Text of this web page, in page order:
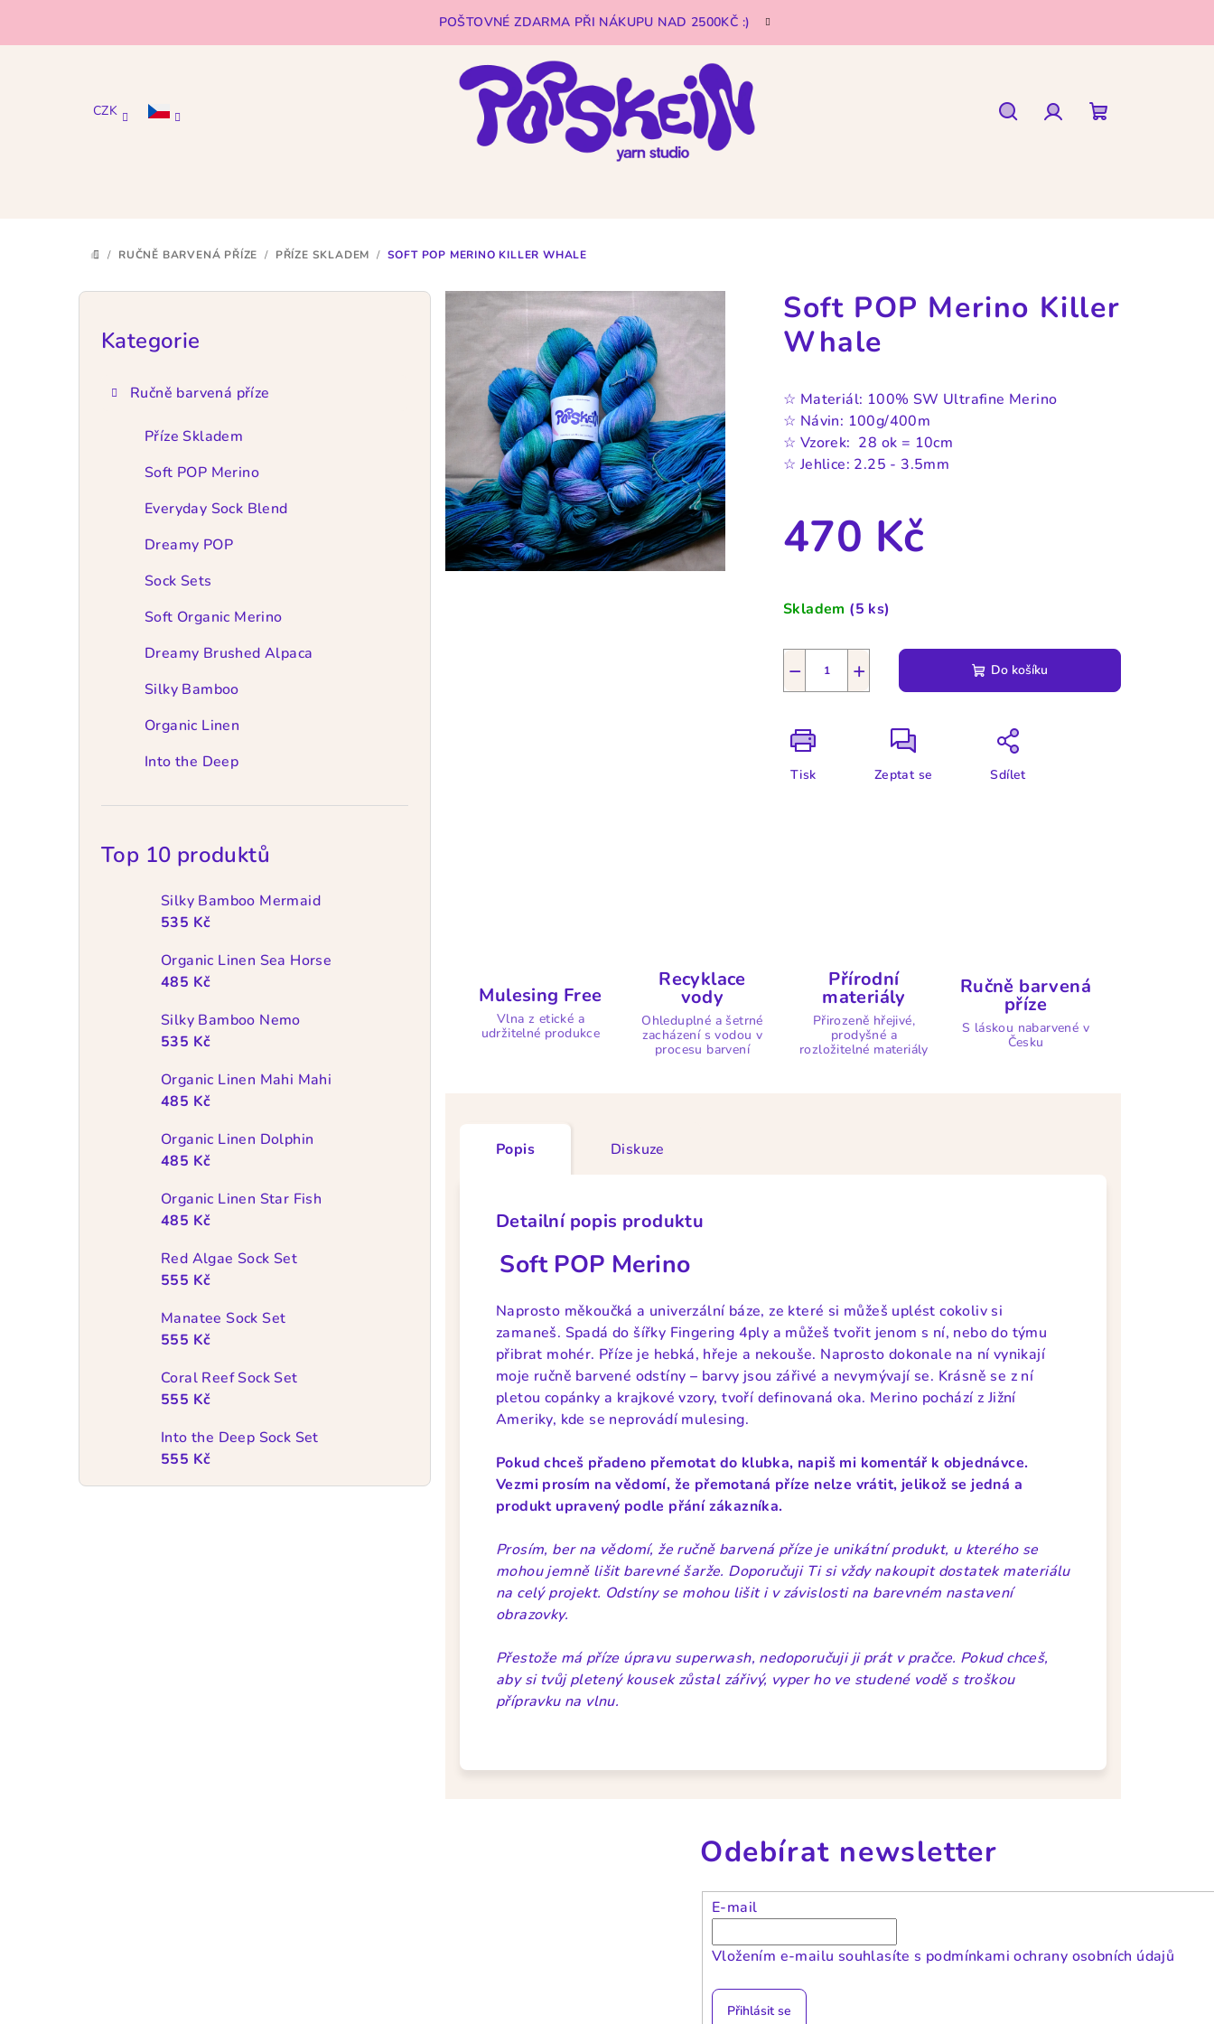
POŠTOVNÉ ZDARMA PŘI NÁKUPU NAD 2500KČ :)
CZK
DOMŮ
/ RUČNĚ BARVENÁ PŘÍZE / PŘÍZE SKLADEM / SOFT POP MERINO KILLER WHALE
P
Přeskočit
Kategorie
Ručně barvená příze
Příze Skladem
Soft POP Merino
Everyday Sock Blend
Dreamy POP
Sock Sets
Soft Organic Merino
Dreamy Brushed Alpaca
Silky Bamboo
Organic Linen
Into the Deep
Top 10 produktů
Silky Bamboo Mermaid
535 Kč
Organic Linen Sea Horse
485 Kč
Silky Bamboo Nemo
535 Kč
Organic Linen Mahi Mahi
485 Kč
Organic Linen Dolphin
485 Kč
Organic Linen Star Fish
485 Kč
Red Algae Sock Set
555 Kč
Manatee Sock Set
555 Kč
Coral Reef Sock Set
555 Kč
Into the Deep Sock Set
555 Kč
Soft POP Merino Killer
Whale
☆ Materiál: 100% SW Ultrafine Merino
☆ Návin: 100g/400m
☆ Vzorek: 28 ok = 10cm
☆Jehlice: 2.25 - 3.5mm
470 Kč
cena:
Skladem (5 ks)
+
− Do košíku
Tisk Zeptat se Sdílet
Mulesing Free
Vlna z etické a
udržitelné produkce
Recyklace
vody
Ohleduplné a šetrné
zacházení s vodou v
procesu barvení
Přírodní
materiály
Přirozeně hřejivé,
prodyšné a
rozložitelné materiály
Ručně barvená
příze
S láskou nabarvené v
Česku
Popis Diskuze
Detailní popis produktu
Soft POP Merino
Naprosto měkoučká a univerzální báze, ze které si můžeš uplést cokoliv si
zamaneš. Spadá do šířky Fingering 4ply a můžeš tvořit jenom s ní, nebo do týmu
přibrat mohér. Příze je hebká, hřeje a nekouše. Naprosto dokonale na ní vynikají
moje ručně barvené odstíny – barvy jsou zářivé a nevymývají se. Krásně se z ní
pletou copánky a krajkové vzory, tvoří definovaná oka. Merino pochází z Jižní
Ameriky, kde se neprovádí mulesing.
Pokud chceš přadeno přemotat do klubka, napiš mi komentář k objednávce.
Vezmi prosím na vědomí, že přemotaná příze nelze vrátit, jelikož se jedná a
produkt upravený podle přání zákazníka.
Prosím, ber na vědomí, že ručně barvená příze je unikátní produkt, u kterého se
mohou jemně lišit barevné šarže. Doporučuji Ti si vždy nakoupit dostatek materiálu
na celý projekt. Odstíny se mohou lišit i v závislosti na barevném nastavení
obrazovky.
Přestože má příze úpravu superwash, nedoporučuji ji prát v pračce. Pokud chceš,
aby si tvůj pletený kousek zůstal zářivý, vyper ho ve studené vodě s troškou
přípravku na vlnu.
Odebírat newsletter
E-mail
Vložením e-mailu souhlasíte s podmínkami ochrany osobních údajů
Přihlásit se